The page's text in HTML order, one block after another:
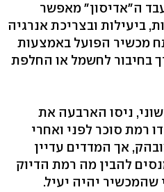
ה"אדיסון" מאפשר
ביעילות ובצריכת אנרגיה
מכשיר הפועל באמצעות
בחיבור לחשמל או החלפת
ניסו הארבעה את
רמת סוכר לפני ואחרי
אך המדדים עדיין
להבין מה רמת הדיוק
שהמכשיר יהיה יעיל.